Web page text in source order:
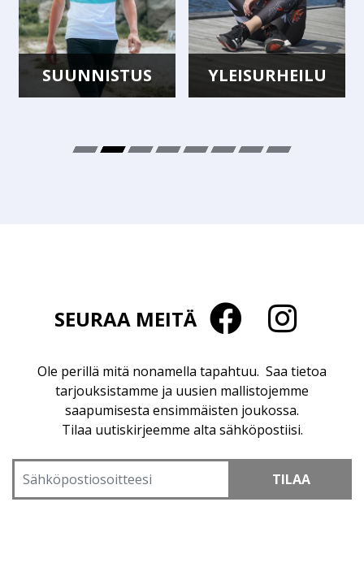
SUUNNISTUS YLEISURHEILU
SEURAA MEITÄ
Ole perillä mitä nonamella tapahtuu. Saa tietoa
tarjouksistamme ja uusien mallistojemme
saapumisesta ensimmäisten joukossa.
Tilaa uutiskirjeemme alta sähköpostiisi.
TILAA